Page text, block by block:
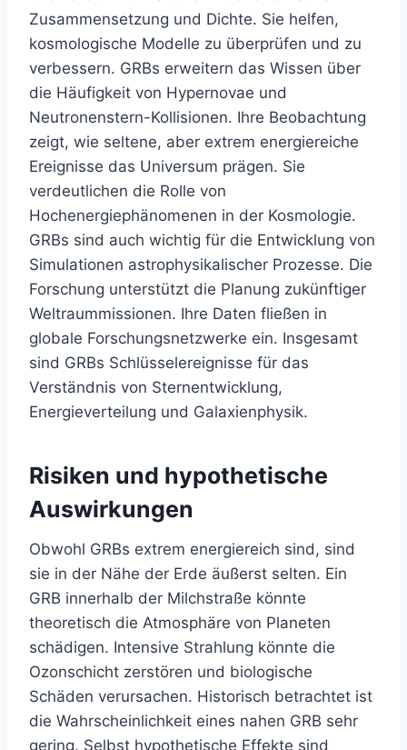
Zusammensetzung und Dichte. Sie helfen,
kosmologische Modelle zu überprüfen und zu
verbessern. GRBs erweitern das Wissen über
die Häufigkeit von Hypernovae und
Neutronenstern-Kollisionen. Ihre Beobachtung
zeigt, wie seltene, aber extrem energiereiche
Ereignisse das Universum prägen. Sie
verdeutlichen die Rolle von
Hochenergiephänomenen in der Kosmologie.
GRBs sind auch wichtig für die Entwicklung von
Simulationen astrophysikalischer Prozesse. Die
Forschung unterstützt die Planung zukünftiger
Weltraummissionen. Ihre Daten fließen in
globale Forschungsnetzwerke ein. Insgesamt
sind GRBs Schlüsselereignisse für das
Verständnis von Sternentwicklung,
Energieverteilung und Galaxienphysik.
Risiken und hypothetische
Auswirkungen
Obwohl GRBs extrem energiereich sind, sind
sie in der Nähe der Erde äußerst selten. Ein
GRB innerhalb der Milchstraße könnte
theoretisch die Atmosphäre von Planeten
schädigen. Intensive Strahlung könnte die
Ozonschicht zerstören und biologische
Schäden verursachen. Historisch betrachtet ist
die Wahrscheinlichkeit eines nahen GRB sehr
gering. Selbst hypothetische Effekte sind